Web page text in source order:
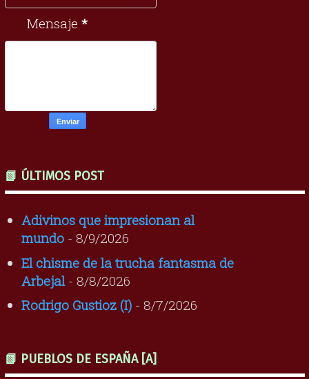
Mensaje *
📗 ÚLTIMOS POST
Adivinos que impresionan al
mundo- 8/9/2026
El chisme de la trucha fantasma de
Arbejal- 8/8/2026
Rodrigo Gustioz (I)- 8/7/2026
📗 PUEBLOS DE ESPAÑA [A]